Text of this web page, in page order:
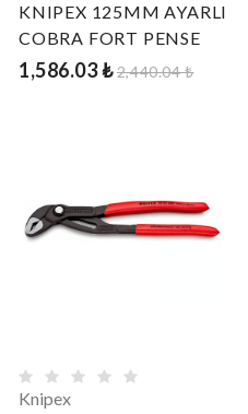
KNIPEX 125MM AYARLI
COBRA FORT PENSE
1,586.03 ₺2,440.04 ₺
Knipex